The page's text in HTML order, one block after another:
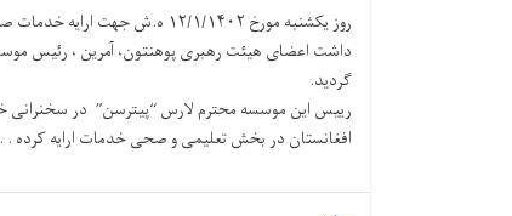
روز یکشنبه مورخ ١٢/١/١۴٠٢
داشت اعضای هیئت رهبری پوهنتون، آمرین ، رئیس
گردید.
افغانستان در بخش تعلیمی و صحی خدمات ارایه کرده .